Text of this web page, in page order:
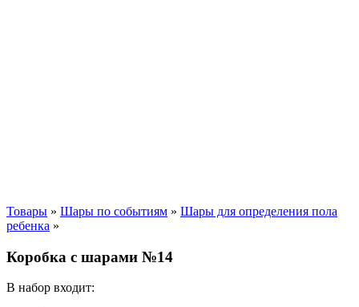
Товары » Шары по событиям » Шары для определения пола
ребенка »
Коробка с шарами №14
В набор входит: